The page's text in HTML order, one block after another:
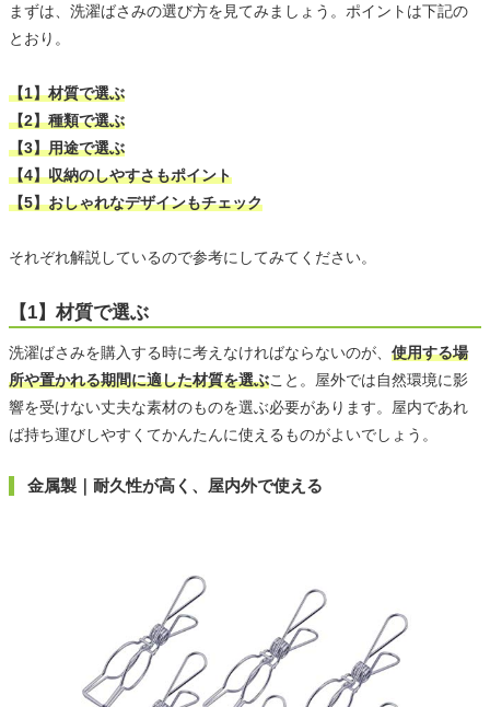
まずは、洗濯ばさみの選び方を見てみましょう。ポイントは下記の
とおり。
【1】材質で選ぶ
【2】種類で選ぶ
【3】用途で選ぶ
【4】収納のしやすさもポイント
【5】おしゃれなデザインもチェック
それぞれ解説しているので参考にしてみてください。
【1】材質で選ぶ
洗濯ばさみを購入する時に考えなければならないのが、 使用する場
所や置かれる期間に適した材質を選ぶこと。屋外では自然環境に影
響を受けない丈夫な素材のものを選ぶ必要があります。屋内であれ
ば持ち運びしやすくてかんたんに使えるものがよいでしょう。
金属製｜耐久性が高く、屋内外で使える